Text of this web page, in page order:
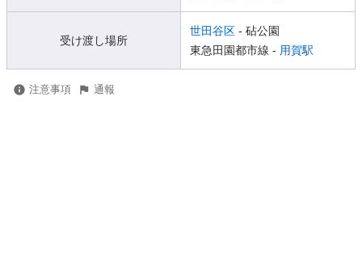
受け渡し場所
世田谷区 - 砧公園
東急田園都市線 - 用賀駅
注意事項 通報